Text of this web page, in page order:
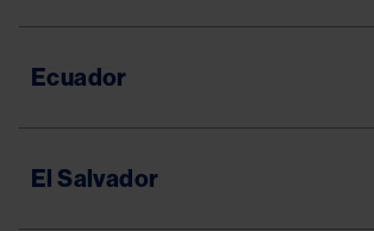
Ecuador
El Salvador